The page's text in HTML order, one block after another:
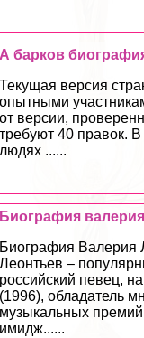
А барков
Текущая версия
опытными
от версии,
требуют 40 правок. В
людях ......
Биография
Биография Валерия
Леонтьев –
российский певец,
(1996), обладатель
музыкальных
имидж......